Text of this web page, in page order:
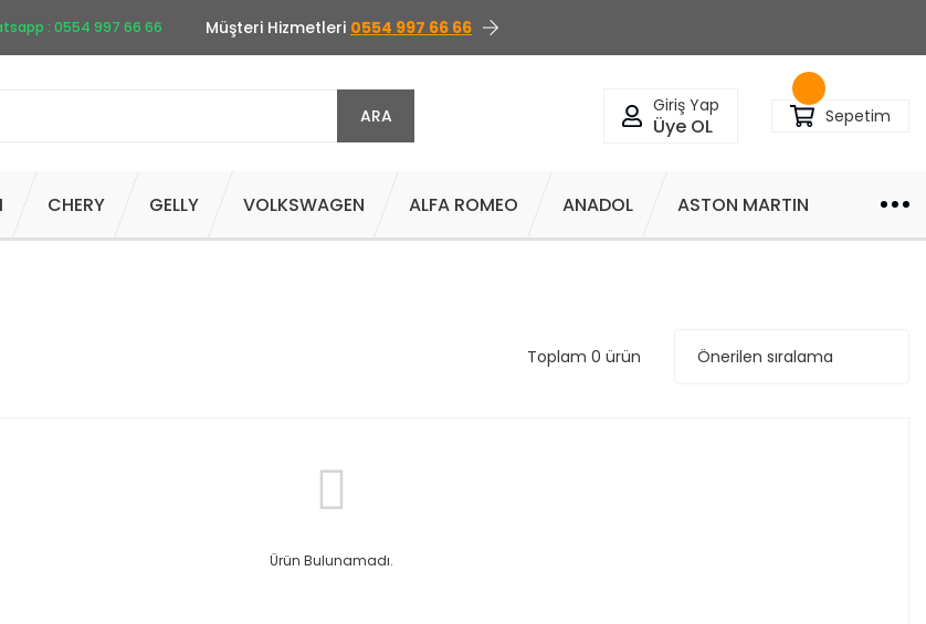
: 0554 997 66 66 Müşteri Hizmetleri 0554 997 66 66
ARA Giriş Yap
Üye OL Sepetim
CHERY GELLY VOLKSWAGEN ALFA ROMEO ANADOL ASTON MARTIN
Toplam 0 ürün
Ürün Bulunamadı.